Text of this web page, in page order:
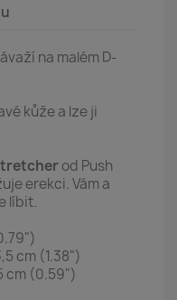
na malém D-
kůže a lze ji
od Push
erekci. Vám a
líbit.
cm (1.38")
cm (0.59")